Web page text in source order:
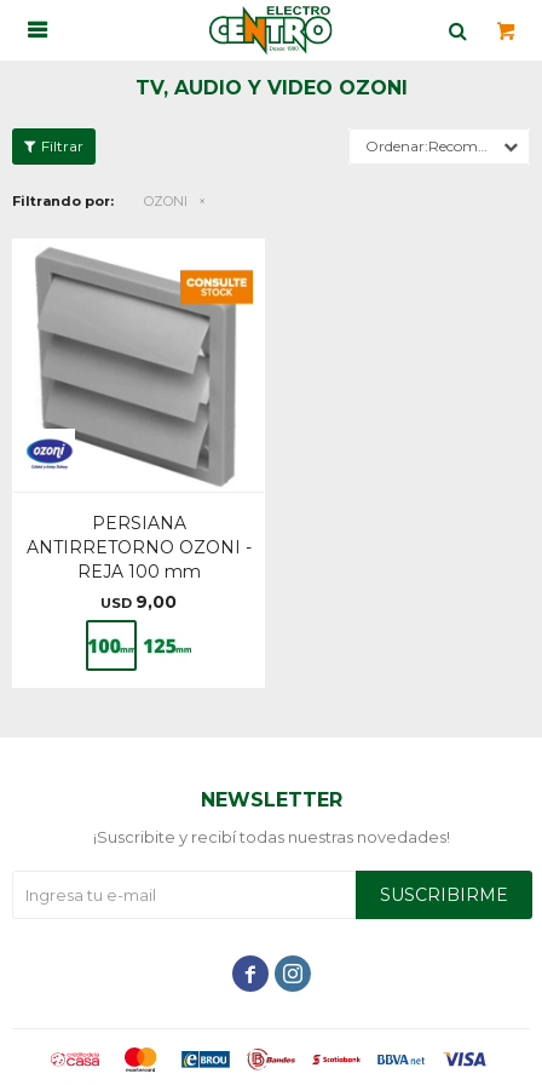

TV, AUDIO Y VIDEO OZONI
Recomendados
Filtrando por: OZONI
PERSIANA
ANTIRRETORNO OZONI -
REJA 100 mm
USD 9,00
NEWSLETTER
¡Suscribite y recibí todas nuestras novedades!
SUSCRIBIRME
 